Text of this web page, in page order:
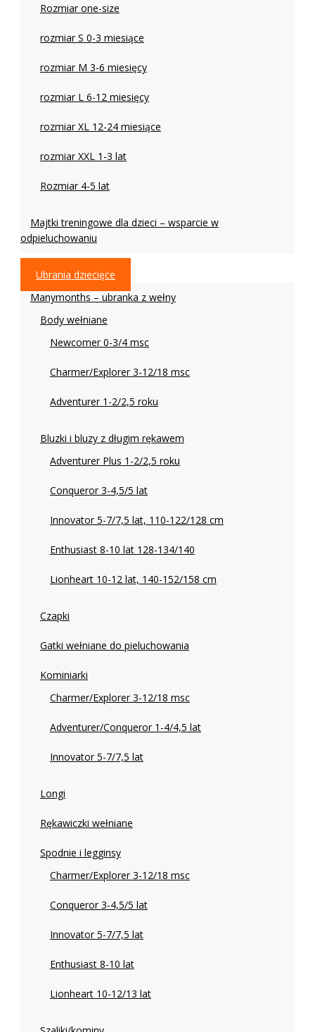
Rozmiar one-size
rozmiar S 0-3 miesiące
rozmiar M 3-6 miesięcy
rozmiar L 6-12 miesięcy
rozmiar XL 12-24 miesiące
rozmiar XXL 1-3 lat
Rozmiar 4-5 lat
Majtki treningowe dla dzieci – wsparcie w
odpieluchowaniu
Ubrania dziecięce
Manymonths – ubranka z wełny
Body wełniane
Newcomer 0-3/4 msc
Charmer/Explorer 3-12/18 msc
Adventurer 1-2/2,5 roku
Bluzki i bluzy z długim rękawem
Adventurer Plus 1-2/2,5 roku
Conqueror 3-4,5/5 lat
Innovator 5-7/7,5 lat, 110-122/128 cm
Enthusiast 8-10 lat 128-134/140
Lionheart 10-12 lat, 140-152/158 cm
Czapki
Gatki wełniane do pieluchowania
Kominiarki
Charmer/Explorer 3-12/18 msc
Adventurer/Conqueror 1-4/4,5 lat
Innovator 5-7/7,5 lat
Longi
Rękawiczki wełniane
Spodnie i legginsy
Charmer/Explorer 3-12/18 msc
Conqueror 3-4,5/5 lat
Innovator 5-7/7,5 lat
Enthusiast 8-10 lat
Lionheart 10-12/13 lat